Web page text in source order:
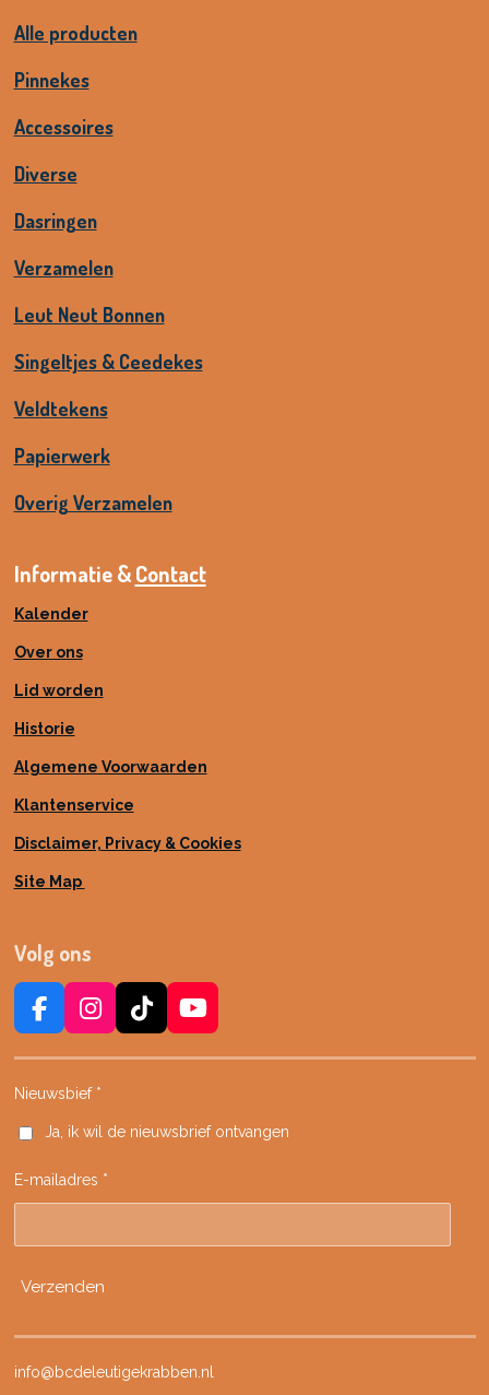
Alle producten
Pinnekes
Accessoires
Diverse
Dasringen
Verzamelen
Leut Neut Bonnen
Singeltjes & Ceedekes
Veldtekens
Papierwerk
Overig Verzamelen
Informatie &Contact
Kalender
Over ons
Lid worden
Historie
Algemene Voorwaarden
Klantenservice
Disclaimer, Privacy & Cookies
Site Map
Volg ons
F
c
e
o
k
I
s
t
g
a
m
T
k
k
Y
u
b
Nieuwsbief *
Ja, ik wil de nieuwsbrief ontvangen
E-mailadres *
Verzenden
info@bcdeleutigekrabben.nl